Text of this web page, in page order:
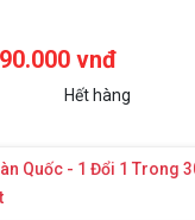
vnđ
Hết hàng
Quốc - 1 Đổi 1 Trong